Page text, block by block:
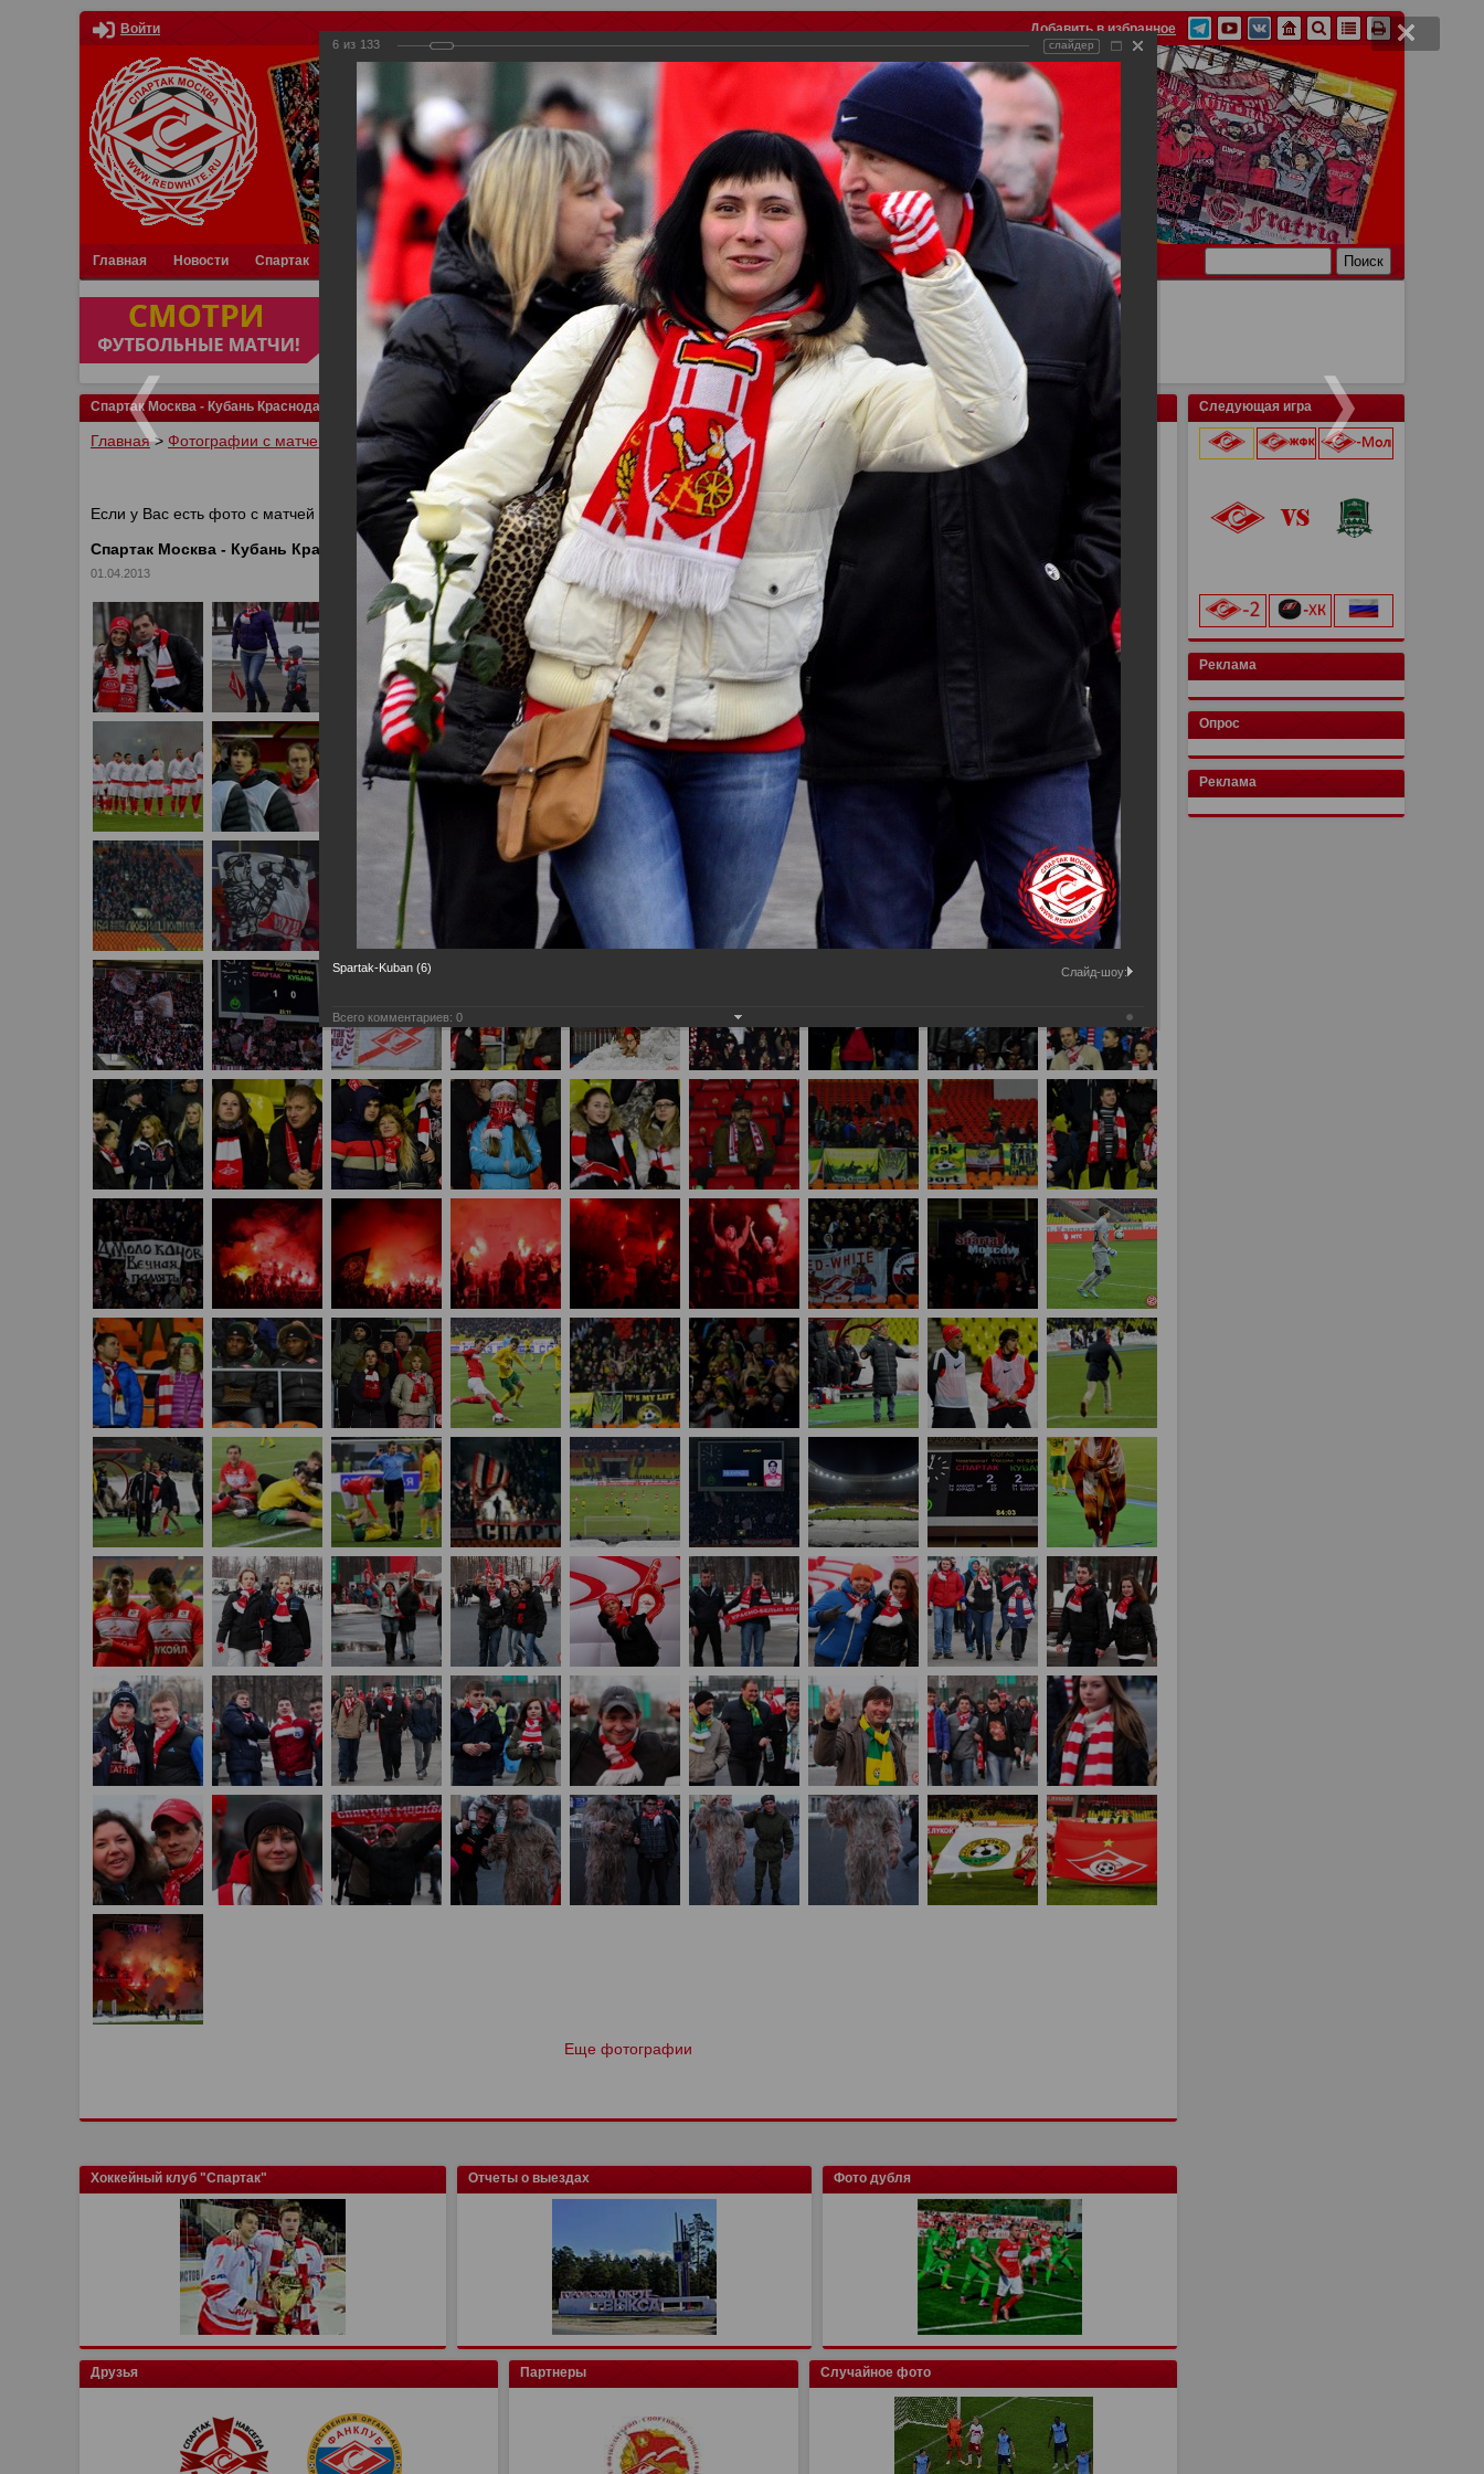
Войти Добавить в избранное
Главная Новости Спартак Турниры Фотки Отчеты Видео Фанату Стадионы О футболе КБ Форум Ссылки Связь
Спартак Москва - Кубань Краснодар 2:2
Главная> Фотографии с матчей Спартака, Сборной Росиии >ФК Спартак>Сезон 2012/2013 > Спартак Москва - Кубань Краснодар 2:2
Уважаемые посетители нашего сайта!
Если у Вас есть фото с матчей
Спартака, высылайте нам напочтумы обязательно разместим их в этом разделе.
Спартак Москва - Кубань Краснодар 2:2
01.04.2013
Еще фотографии
Хоккейный клуб "Спартак" Отчеты о выездах Фото дубля
Друзья Партнеры Случайное фото
Следующая игра
Реклама
Опрос
Реклама
6 из 133 слайдер
Spartak-Kuban (6) Слайд-шоу:
Всего комментариев: 0